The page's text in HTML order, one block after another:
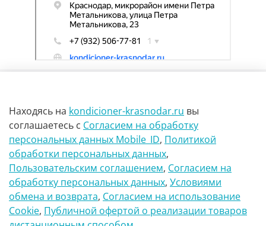
г Краснодар Ул Петра метальникова 23
8(900)29-888-66
info@kondicioner-krasnodar.ru
Находясь на kondicioner-krasnodar.ru вы
соглашаетесь с Согласием на обработку
персональных данных Mobile_ID, Политикой
обработки персональных данных,
Пользовательским соглашением, Согласием на
обработку персональных данных, Условиями
обмена и возврата, Согласием на использование
Сookie, Публичной офертой о реализации товаров